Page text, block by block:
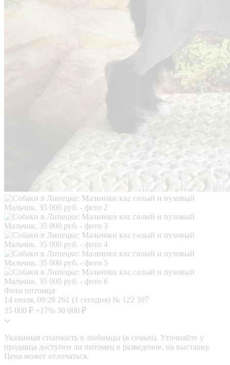
Фото питомца
14 июля, 09:28 261 (1 сегодня) № 122 397
35 000 ₽ +17% 30 000 ₽
Указанная стоимость в любимцы (в семью). Уточняйте у
продавца доступен ли питомец в разведение, на выставку.
Цена может отличаться.